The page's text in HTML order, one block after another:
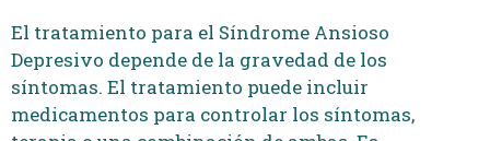
El tratamiento para el Síndrome Ansioso
Depresivo depende de la gravedad de los
síntomas. El tratamiento puede incluir
medicamentos para controlar los síntomas,